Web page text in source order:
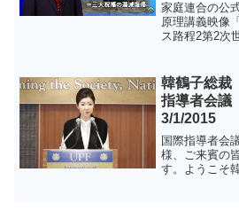
家庭連合の公
原理講義映像
ス路程2第2次
原理をはじめ
解説されてい...
韓鶴子総
指導者会
3/1/2015
国際指導者会
様、ご来賓の
す。ようこそ